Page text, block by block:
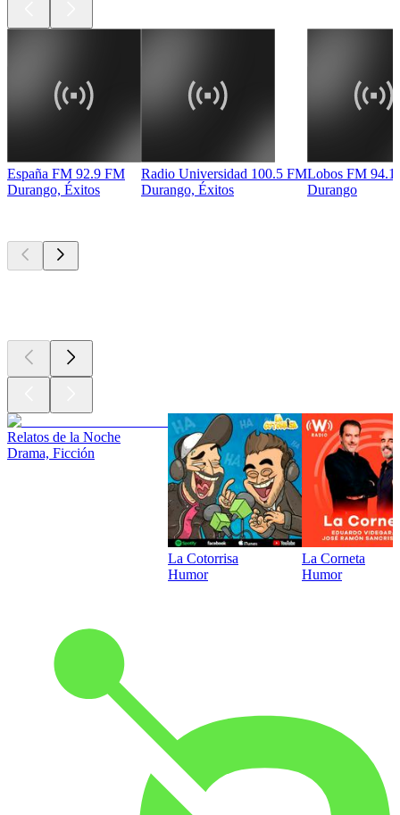
España FM 92.9 FM
Durango, Éxitos
Radio Universidad 100.5 FM
Durango, Éxitos
Lobos FM 94.1
Durango
Relatos de la Noche
Drama, Ficción
La Cotorrisa
Humor
La Corneta
Humor